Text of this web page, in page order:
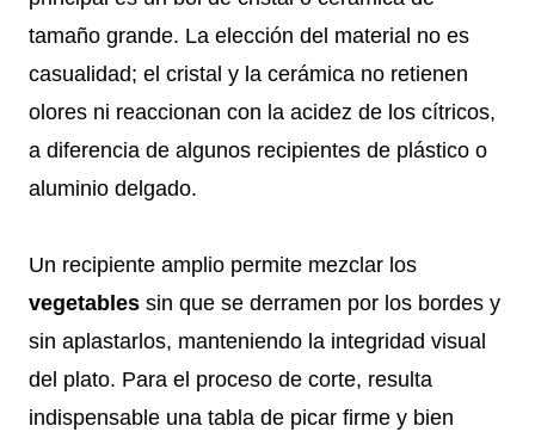
tamaño grande. La elección del material no es
casualidad; el cristal y la cerámica no retienen
olores ni reaccionan con la acidez de los cítricos,
a diferencia de algunos recipientes de plástico o
aluminio delgado.
Un recipiente amplio permite mezclar los
vegetables sin que se derramen por los bordes y
sin aplastarlos, manteniendo la integridad visual
del plato. Para el proceso de corte, resulta
indispensable una tabla de picar firme y bien